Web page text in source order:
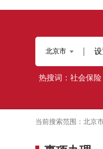
北京市
热搜词： 社会保险
当前搜索范围：北京